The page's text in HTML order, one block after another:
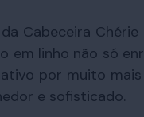
Cabeceira
em linho não só
por muito
e sofisticado.